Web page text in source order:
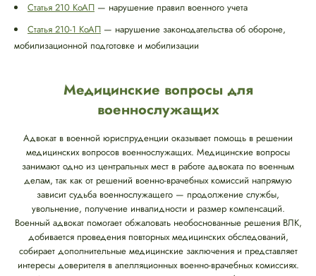
Статья 210 КоАП — нарушение правил военного учета
Статья 210-1 КоАП — нарушение законодательства об обороне,
мобилизационной подготовке и мобилизации
Медицинские вопросы для
военнослужащих
Адвокат в военной юриспруденции оказывает помощь в решении
медицинских вопросов военнослужащих. Медицинские вопросы
занимают одно из центральных мест в работе адвоката по военным
делам, так как от решений военно-врачебных комиссий напрямую
зависит судьба военнослужащего — продолжение службы,
увольнение, получение инвалидности и размер компенсаций.
Военный адвокат помогает обжаловать необоснованные решения ВЛК,
добивается проведения повторных медицинских обследований,
собирает дополнительные медицинские заключения и представляет
интересы доверителя в апелляционных военно-врачебных комиссиях.